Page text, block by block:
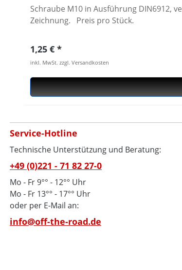
Schraube M10 in Ausführung DIN6912,
Zeichnung. Preis pro Stück.
Regulärer Preis:
1,25 €
inkl. MwSt. zzgl. Versandkosten
Service-Hotline
Technische Unterstützung und Beratung:
+49 (0)221 - 71 82 27-0
Mo - Fr 9°° - 12°° Uhr
Mo - Fr 13°° - 17°° Uhr
oder per E-Mail an:
info@off-the-road.de